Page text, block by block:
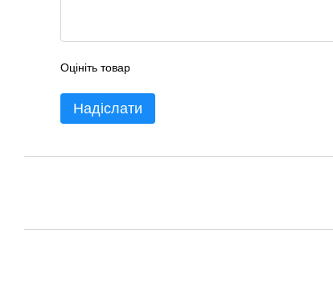
Оцініть товар
Надіслати